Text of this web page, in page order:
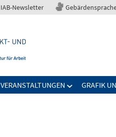
IAB-Newsletter
VERANSTALTUNGEN GRAFIK